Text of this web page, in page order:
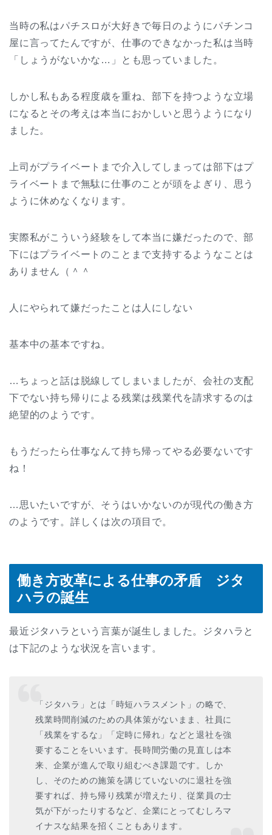
当時の私はパチスロが大好きで毎日のようにパチンコ
屋に言ってたんですが、仕事のできなかった私は当時
「しょうがないかな…」とも思っていました。
しかし私もある程度歳を重ね、部下を持つような立場
になるとその考えは本当におかしいと思うようになり
ました。
上司がプライベートまで介入してしまっては部下はプ
ライベートまで無駄に仕事のことが頭をよぎり、思う
ように休めなくなります。
実際私がこういう経験をして本当に嫌だったので、部
下にはプライベートのことまで支持するようなことは
ありません（＾＾
人にやられて嫌だったことは人にしない
基本中の基本ですね。
…ちょっと話は脱線してしまいましたが、会社の支配
下でない持ち帰りによる残業は残業代を請求するのは
絶望的のようです。
もうだったら仕事なんて持ち帰ってやる必要ないです
ね！
…思いたいですが、そうはいかないのが現代の働き方
のようです。詳しくは次の項目で。
働き方改革による仕事の矛盾 ジタ
ハラの誕生
最近ジタハラという言葉が誕生しました。ジタハラと
は下記のような状況を言います。
「ジタハラ」とは「時短ハラスメント」の略で、
残業時間削減のための具体策がないまま、社員に
「残業をするな」「定時に帰れ」などと退社を強
要することをいいます。長時間労働の見直しは本
来、企業が進んで取り組むべき課題です。しか
し、そのための施策を講じていないのに退社を強
要すれば、持ち帰り残業が増えたり、従業員の士
気が下がったりするなど、企業にとってむしろマ
イナスな結果を招くこともあります。